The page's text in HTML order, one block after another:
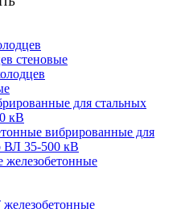
стеновые
для стальных
кВ
вибрированные для
ВЛ 35-500 кВ
железобетонные